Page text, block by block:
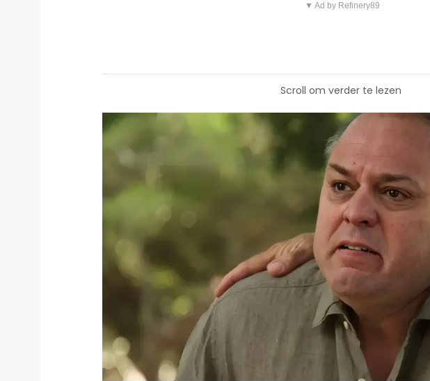
▼ Ad by Refinery89
Scroll om verder te lezen